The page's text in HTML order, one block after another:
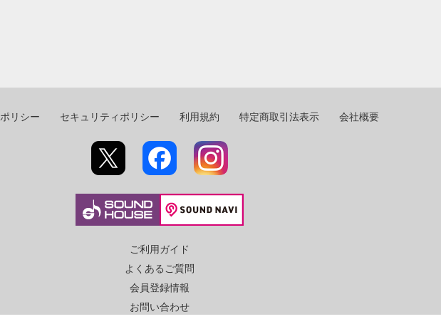
リシー セキュリティポリシー 利用規約 特定商取引法表示 会社概要
ご利用ガイド
よくあるご質問
会員登録情報
お問い合わせ